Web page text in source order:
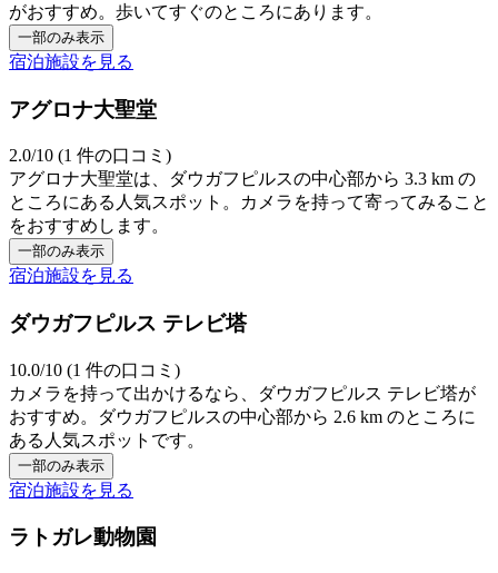
がおすすめ。歩いてすぐのところにあります。
一部のみ表示
宿泊施設を見る
アグロナ大聖堂
2.0/10 (1 件の口コミ)
アグロナ大聖堂は、ダウガフピルスの中心部から 3.3 km の
ところにある人気スポット。カメラを持って寄ってみること
をおすすめします。
一部のみ表示
宿泊施設を見る
ダウガフピルス テレビ塔
10.0/10 (1 件の口コミ)
カメラを持って出かけるなら、ダウガフピルス テレビ塔が
おすすめ。ダウガフピルスの中心部から 2.6 km のところに
ある人気スポットです。
一部のみ表示
宿泊施設を見る
ラトガレ動物園